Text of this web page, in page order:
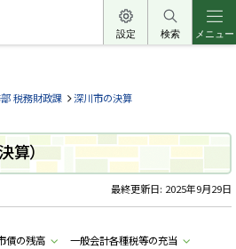
設定 検索 メニュー
税務財政課
深川市の決算
算）
最終更新日: 2025年9月29日
債の残高
一般会計各種税等の充当